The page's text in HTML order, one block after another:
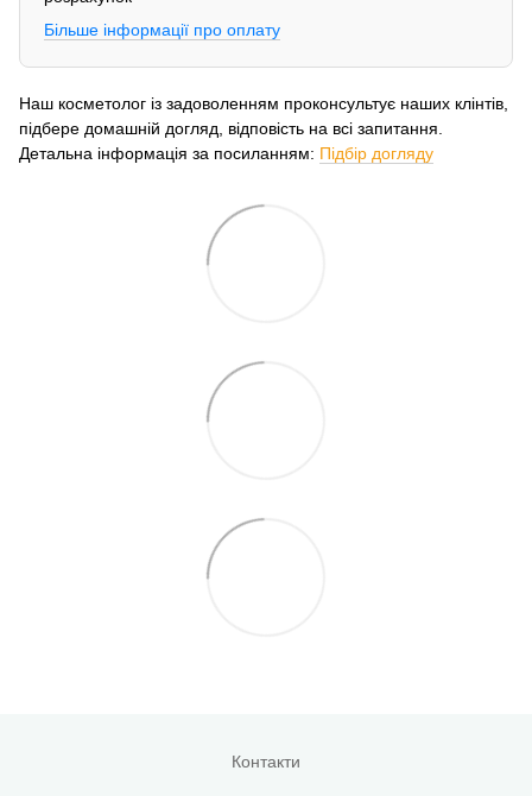
Більше інформації про оплату
Наш косметолог із задоволенням проконсультує наших клінтів,
підбере домашній догляд, відповість на всі запитання.
Детальна інформація за посиланням: Підбір догляду
Контакти